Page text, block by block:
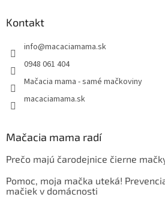
Kontakt
info@macaciamama.sk
0948 061 404
Mačacia mama - samé mačkoviny
macaciamama.sk
Mačacia mama radí
Prečo majú čarodejnice čierne
Pomoc, moja mačka uteká!
mačiek v domácnosti